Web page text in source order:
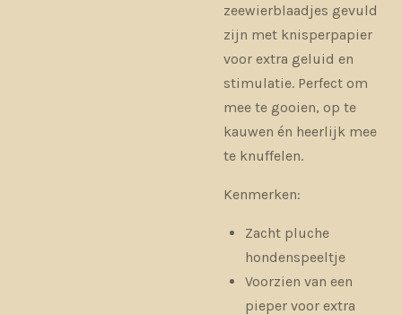
zeewierblaadjes gevuld
zijn met knisperpapier
voor extra geluid en
stimulatie. Perfect om
mee te gooien, op te
kauwen én heerlijk mee
te knuffelen.
Kenmerken:
Zacht pluche
hondenspeeltje
Voorzien van een
pieper voor extra